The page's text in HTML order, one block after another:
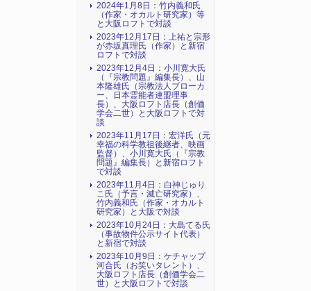
2024年1月8日：竹内義和氏
（作家・オカルト研究家）等
と大阪ロフトで対談
2023年12月17日：上祐と宗形
が赤坂真理氏（作家）と新宿
ロフトで対談
2023年12月4日：小川寛大氏
（『宗教問題』編集長）、山
本隆雄氏（宗教法人ブローカ
ー、日本霊能者連盟理事
長）、大阪ロフト店長（創価
学会二世）と大阪ロフトで対
談
2023年11月17日：宏洋氏（元
幸福の科学教祖後継者、映画
監督）、小川寛大氏（『宗教
問題』編集長）と新宿ロフト
で対談
2023年11月4日：白神じゅり
こ氏（予言・滅亡研究家）、
竹内義和氏（作家・オカルト
研究家）と大阪で対談
2023年10月24日：大島てる氏
（事故物件公示サイト代表）
と新宿で対談
2023年10月9日：ケチャップ
河合氏（お笑いタレント）、
大阪ロフト店長（創価学会二
世）と大阪ロフトで対談